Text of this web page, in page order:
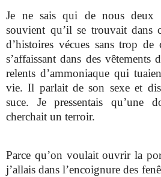
Je ne sais qui de nous deux
souvient qu’il se trouvait dans
d’histoires vécues sans trop
s’affaissant dans des vêtements
relents d’ammoniaque qui
vie. Il parlait de son sexe et
suce. Je pressentais qu’une
cherchait un terroir.
Parce qu’on voulait ouvrir la
j’allais dans l’encoignure des